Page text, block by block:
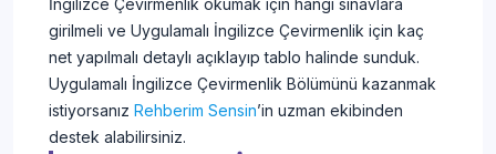
İngilizce Çevirmenlik okumak için hangi sınavlara
girilmeli ve Uygulamalı İngilizce Çevirmenlik için kaç
net yapılmalı detaylı açıklayıp tablo halinde sunduk.
Uygulamalı İngilizce Çevirmenlik Bölümünü kazanmak
istiyorsanız Rehberim Sensin’in uzman ekibinden
destek alabilirsiniz.